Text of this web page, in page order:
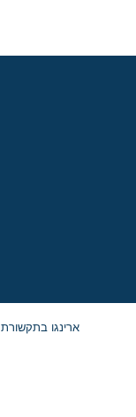
ארינגו בתקשורת